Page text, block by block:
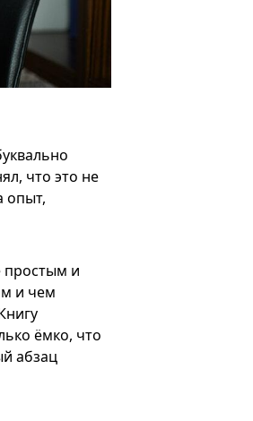
что это не
опыт,
простым и
и чем
ёмко, что
абзац